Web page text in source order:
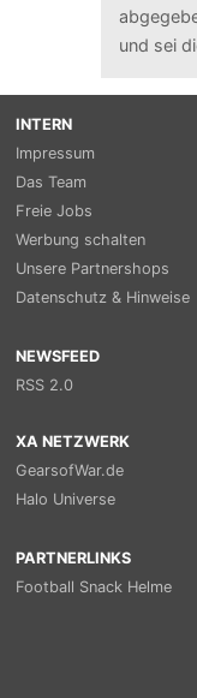
und sei
INTERN
Impressum
Das Team
Freie Jobs
Werbung schalten
Unsere Partnershops
Datenschutz & Hinweise
NEWSFEED
RSS 2.0
XA NETZWERK
GearsofWar.de
Halo Universe
PARTNERLINKS
Football Snack Helme